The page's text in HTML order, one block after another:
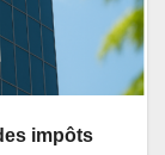
impôts